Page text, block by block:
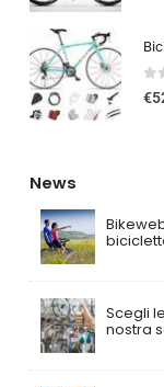
0
€
News
Scegli
nostra